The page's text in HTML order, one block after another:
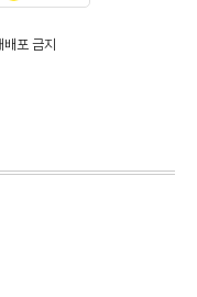
포 금지